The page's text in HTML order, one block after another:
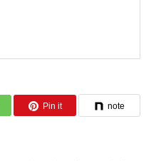
Pin it note
事